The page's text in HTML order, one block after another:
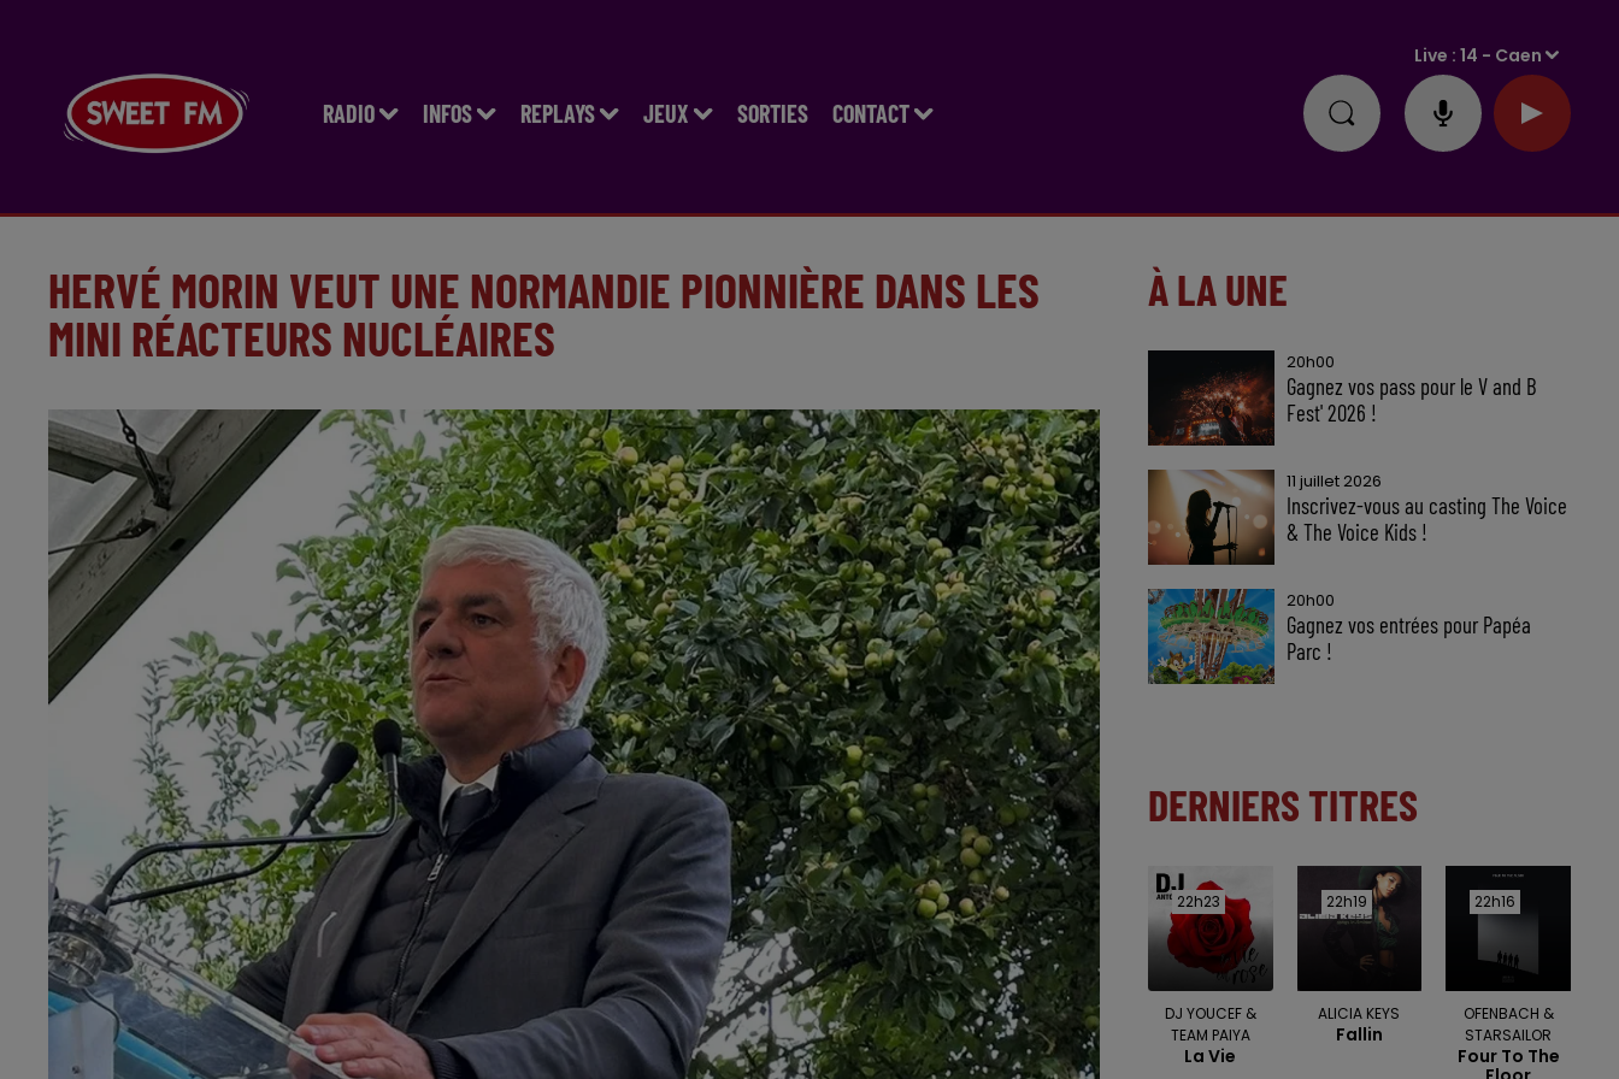
RADIO INFOS REPLAYS JEUX SORTIES CONTACT
Live :14 - Caen
HERVÉ MORIN VEUT UNE NORMANDIE PIONNIÈRE DANS LES
MINI RÉACTEURS NUCLÉAIRES
À LA UNE
20h00
Gagnez vos pass pour le V and B
Fest' 2026 !
11 juillet 2026
Inscrivez-vous au casting The Voice
& The Voice Kids !
20h00
Gagnez vos entrées pour Papéa
Parc !
DERNIERS TITRES
22h23
22h23
DJ YOUCEF &
TEAM PAIYA
La Vie
22h19
22h19
ALICIA KEYS
Fallin
22h16
22h16
OFENBACH &
STARSAILOR
Four To The